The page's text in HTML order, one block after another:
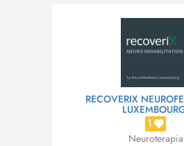
RECOVERIX
1
Neuroterapia